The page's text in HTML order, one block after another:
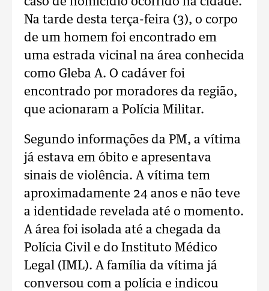
Na tarde desta terça-feira (3), o corpo
de um homem foi encontrado em
uma estrada vicinal na área conhecida
como Gleba A. O cadáver foi
encontrado por moradores da região,
que acionaram a Polícia Militar.
Segundo informações da PM, a vítima
já estava em óbito e apresentava
sinais de violência. A vítima tem
aproximadamente 24 anos e não teve
a identidade revelada até o momento.
A área foi isolada até a chegada da
Polícia Civil e do Instituto Médico
Legal (IML). A família da vítima já
conversou com a polícia e indicou